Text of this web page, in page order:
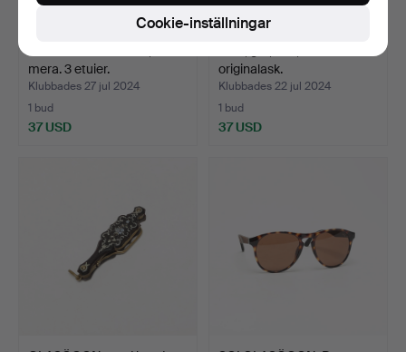
mera. 3 etuier.
Klubbades 27 jul 2024
1 bud
37 USD
originalask.
Klubbades 22 jul 2024
1 bud
37 USD
Cookie-inställningar